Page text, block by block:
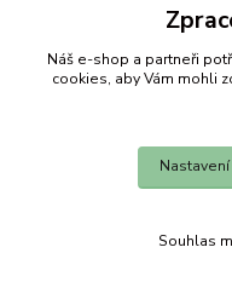
Náš e-shop a partneři
cookies, aby Vám mohli
Nastavení
Souhlas